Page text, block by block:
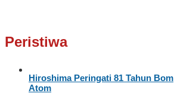
Peristiwa
Hiroshima Peringati 81 Tahun Bom
Atom